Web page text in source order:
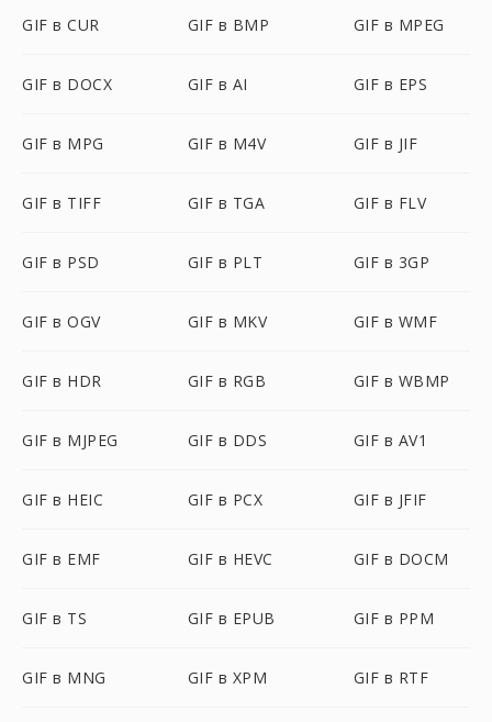
GIF в CUR GIF в BMP GIF в MPEG
GIF в DOCX GIF в AI GIF в EPS
GIF в MPG GIF в M4V GIF в JIF
GIF в TIFF GIF в TGA GIF в FLV
GIF в PSD GIF в PLT GIF в 3GP
GIF в OGV GIF в MKV GIF в WMF
GIF в HDR GIF в RGB GIF в WBMP
GIF в MJPEG GIF в DDS GIF в AV1
GIF в HEIC GIF в PCX GIF в JFIF
GIF в EMF GIF в HEVC GIF в DOCM
GIF в TS GIF в EPUB GIF в PPM
GIF в MNG GIF в XPM GIF в RTF